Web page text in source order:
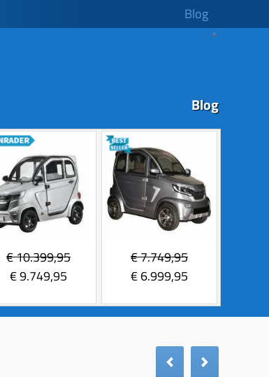
Blog
Blog
€10.399,95
€9.749,95
€7.749,95
€6.999,95